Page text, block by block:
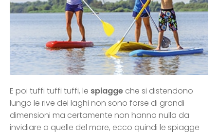
E poi tuffi tuffi tuffi, le spiagge che si distendono
lungo le rive dei laghi non sono forse di grandi
dimensioni ma certamente non hanno nulla da
invidiare a quelle del mare, ecco quindi le spiagge